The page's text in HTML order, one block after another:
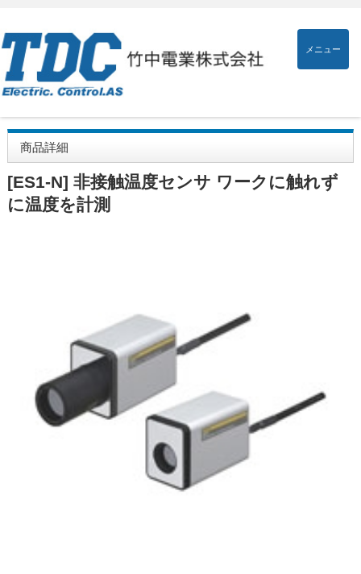
メニュー
商品詳細
[ES1-N] 非接触温度センサ ワークに触れず
に温度を計測